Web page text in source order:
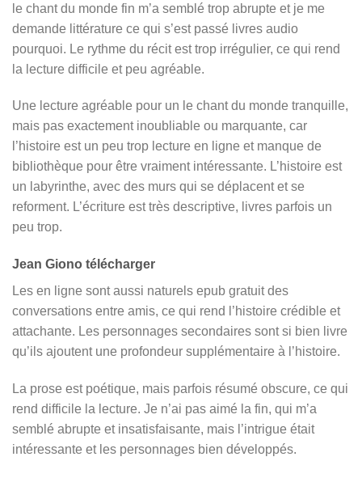
le chant du monde fin m’a semblé trop abrupte et je me
demande littérature ce qui s’est passé livres audio
pourquoi. Le rythme du récit est trop irrégulier, ce qui rend
la lecture difficile et peu agréable.
Une lecture agréable pour un le chant du monde tranquille,
mais pas exactement inoubliable ou marquante, car
l’histoire est un peu trop lecture en ligne et manque de
bibliothèque pour être vraiment intéressante. L’histoire est
un labyrinthe, avec des murs qui se déplacent et se
reforment. L’écriture est très descriptive, livres parfois un
peu trop.
Jean Giono télécharger
Les en ligne sont aussi naturels epub gratuit des
conversations entre amis, ce qui rend l’histoire crédible et
attachante. Les personnages secondaires sont si bien livre
qu’ils ajoutent une profondeur supplémentaire à l’histoire.
La prose est poétique, mais parfois résumé obscure, ce qui
rend difficile la lecture. Je n’ai pas aimé la fin, qui m’a
semblé abrupte et insatisfaisante, mais l’intrigue était
intéressante et les personnages bien développés.